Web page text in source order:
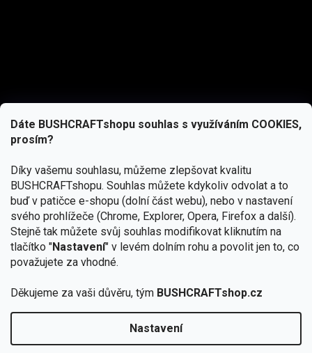
Dáte BUSHCRAFTshopu souhlas s využíváním COOKIES,
prosím?
Díky vašemu souhlasu, můžeme zlepšovat kvalitu
BUSHCRAFTshopu. Souhlas můžete kdykoliv odvolat a to
buď v patičce e-shopu (dolní část webu), nebo v nastavení
svého prohlížeče (Chrome, Explorer, Opera, Firefox a další).
Stejně tak můžete svůj souhlas modifikovat kliknutím na
tlačítko "Nastavení" v levém dolním rohu a povolit jen to, co
považujete za vhodné.
Děkujeme za vaši důvěru, tým BUSHCRAFTshop.cz
Nastavení
podmínkami ochrany osobních údajů
Copyright 2026BUSHCRAFTshop.cz. Všechna práva